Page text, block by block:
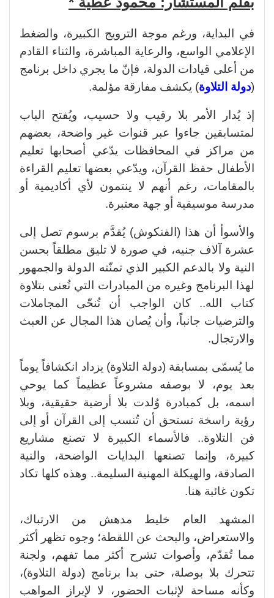
في البداية، ورغم موجة الترويج الكبيرة، والضغط
الإعلامي الواسع، والرعاية المباشرة، والثناء القادم
من أعلى قيادات الدولة، فإنّ ما يجري داخل برنامج
(دولة التلاوة) يكشف مفارقة مؤلمة.
إذ يُدار الأمر بلا رقيب ولا حسيب، ويُفتح الباب
لمتسابقين جاءوا عبر قنوات غير واضحة، بعضهم
من مراكز في المحافظات يدّعي أصحابها تعليم
الأطفال حفظ القرآن، ويدّعي بعضها تعليم القراءة
بالمقامات، رغم أنهم لا ينتمون لأي أكاديمية أو
مدرسة موسيقية أو جهة معتبرة.
والأسوأ أن هذا (الفنكوش) يُقدَّم برسوم تصل إلى
عشرة آلاف جنيه، في صورة لا تليق مطلقاً بحسن
النية ولا بالدعم الكبير الذي تمنّته الدولة والجمهور
لهذا البرنامج وغيره من المبادرات التي تُعنى بتلاوة
كتاب الله.. كان الواجب أن تُنحّى المجاملات
والترضيات جانباً، وأن يُصان هذا المجال عن العبث
والارتجال.
ما يُسمّى بمسابقة (دولة التلاوة) يزداد انكشافاً يوماً
بعد يوم، لا بوصفه مشروعاً عظيماً كما يوحي
اسمه، بل كمبادرة وُلدت بلا أرضية حقيقية، وبلا
رؤية راسخة تستحق أن تُنسب إلى القرآن أو إلى
فن التلاوة.. فالأسماء الكبيرة لا تصنع مشاريع
كبيرة، وإنما تصنعها البدايات الواضحة، والنية
الصادقة، والهيكلة المهنية السليمة.. وهذه كلها تكاد
تكون غائبة هنا.
المشهد العام خليط مدهش من الارتباك،
والاستعراض، والبحث عن اللقطة؛ وجوه تظهر أكثر
مما تُقدّم، وأصوات تشرح أكثر مما تفهم، ولجنة
تتحرك بلا بوصلة، حتى بدا برنامج (دولة التلاوة)،
وكأنه مساحة لإثبات الحضور، لا لإبراز المواهب